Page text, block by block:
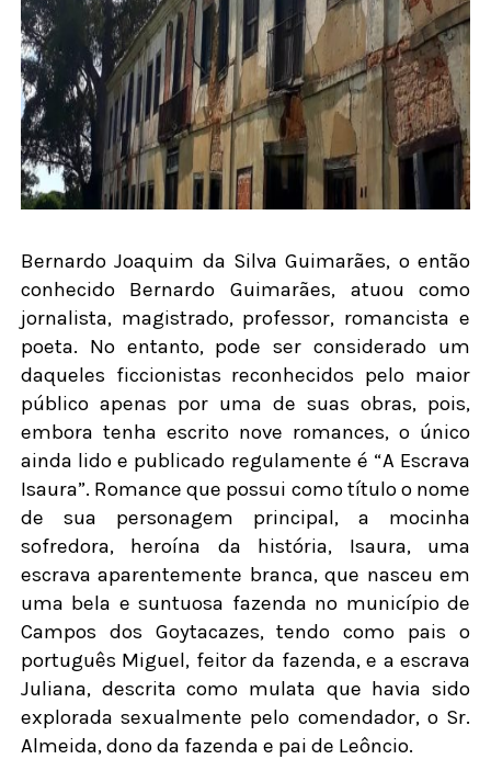
Bernardo Joaquim da Silva Guimarães, o então
conhecido Bernardo Guimarães, atuou como
jornalista, magistrado, professor, romancista e
poeta. No entanto, pode ser considerado um
daqueles ficcionistas reconhecidos pelo maior
público apenas por uma de suas obras, pois,
embora tenha escrito nove romances, o único
ainda lido e publicado regulamente é “A Escrava
Isaura”. Romance que possui como título o nome
de sua personagem principal, a mocinha
sofredora, heroína da história, Isaura, uma
escrava aparentemente branca, que nasceu em
uma bela e suntuosa fazenda no município de
Campos dos Goytacazes, tendo como pais o
português Miguel, feitor da fazenda, e a escrava
Juliana, descrita como mulata que havia sido
explorada sexualmente pelo comendador, o Sr.
Almeida, dono da fazenda e pai de Leôncio.